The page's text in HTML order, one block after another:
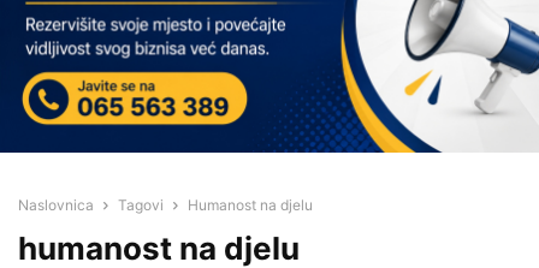
Naslovnica Tagovi Humanost na djelu
humanost na djelu